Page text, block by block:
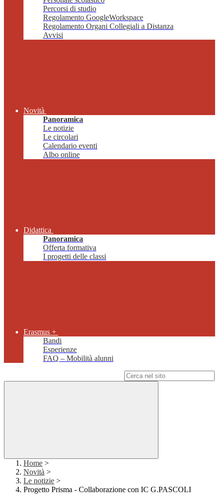
Percorsi di studio
Regolamento GoogleWorkspace
Regolamento Organi Collegiali a Distanza
Avvisi
Novità
Panoramica
Le notizie
Le circolari
Calendario eventi
Albo online
Didattica
Panoramica
Offerta formativa
I progetti delle classi
Erasmus +
Bandi
Esperienze
FAQ – Mobilità alunni
Home >
Novità >
Le notizie >
Progetto Prisma - Collaborazione con IC G.PASCOLI